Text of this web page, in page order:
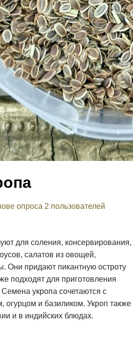
опроса 2 пользователей
для соления, консервирования,
салатов из овощей,
Они придают пикантную остроту
подходят для приготовления
укропа сочетаются с
огурцом и базиликом. Укроп также
и в индийских блюдах.